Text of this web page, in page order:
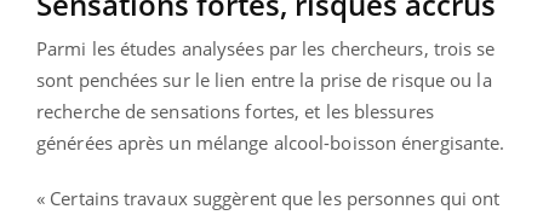
Parmi les études analysées par les chercheurs, trois se
sont penchées sur le lien entre la prise de risque ou la
recherche de sensations fortes, et les blessures
générées après un mélange alcool-boisson énergisante.
« Certains travaux suggèrent que les personnes qui ont